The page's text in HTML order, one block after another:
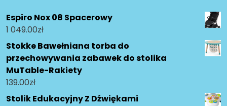
Espiro Nox 08 Spacerowy
1 049.00zł
Stokke Bawełniana torba do
przechowywania zabawek do stolika
MuTable-Rakiety
139.00zł
Stolik Edukacyjny Z Dźwiękami